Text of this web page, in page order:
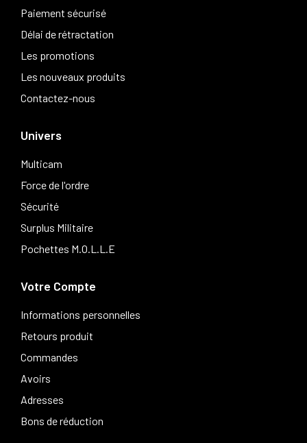
Paiement sécurisé
Délai de rétractation
Les promotions
Les nouveaux produits
Contactez-nous
Univers
Multicam
Force de l'ordre
Sécurité
Surplus Militaire
Pochettes M.O.L.L.E
Votre Compte
Informations personnelles
Retours produit
Commandes
Avoirs
Adresses
Bons de réduction